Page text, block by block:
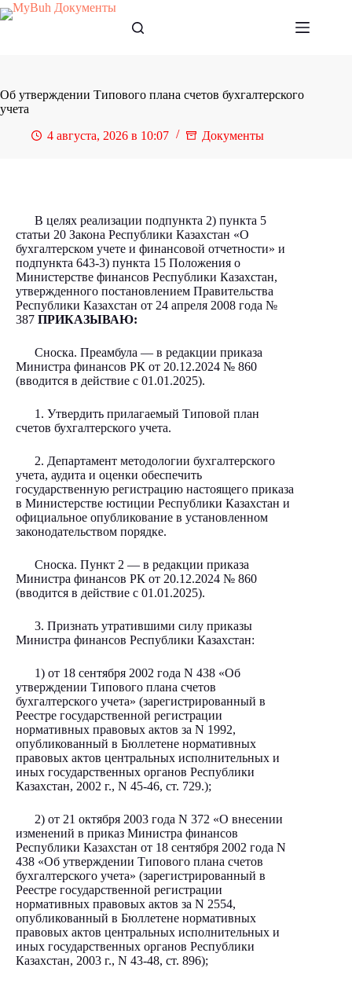
Перейти
к
Об утверждении Типового плана счетов бухгалтерского
учета
4 августа, 2026 в 10:07
Документы
В целях реализации подпункта 2) пункта 5
статьи 20 Закона Республики Казахстан «О
бухгалтерском учете и финансовой отчетности» и
подпункта 643-3) пункта 15 Положения о
Министерстве финансов Республики Казахстан,
утвержденного постановлением Правительства
Республики Казахстан от 24 апреля 2008 года №
387 ПРИКАЗЫВАЮ:
Сноска. Преамбула — в редакции приказа
Министра финансов РК от 20.12.2024 № 860
(вводится в действие с 01.01.2025).
1. Утвердить прилагаемый Типовой план
счетов бухгалтерского учета.
2. Департамент методологии бухгалтерского
учета, аудита и оценки обеспечить
государственную регистрацию настоящего приказа
в Министерстве юстиции Республики Казахстан и
официальное опубликование в установленном
законодательством порядке.
Сноска. Пункт 2 — в редакции приказа
Министра финансов РК от 20.12.2024 № 860
(вводится в действие с 01.01.2025).
3. Признать утратившими силу приказы
Министра финансов Республики Казахстан:
1) от 18 сентября 2002 года N 438 «Об
утверждении Типового плана счетов
бухгалтерского учета» (зарегистрированный в
Реестре государственной регистрации
нормативных правовых актов за N 1992,
опубликованный в Бюллетене нормативных
правовых актов центральных исполнительных и
иных государственных органов Республики
Казахстан, 2002 г., N 45-46, ст. 729.);
2) от 21 октября 2003 года N 372 «О внесении
изменений в приказ Министра финансов
Республики Казахстан от 18 сентября 2002 года N
438 «Об утверждении Типового плана счетов
бухгалтерского учета» (зарегистрированный в
Реестре государственной регистрации
нормативных правовых актов за N 2554,
опубликованный в Бюллетене нормативных
правовых актов центральных исполнительных и
иных государственных органов Республики
Казахстан, 2003 г., N 43-48, ст. 896);